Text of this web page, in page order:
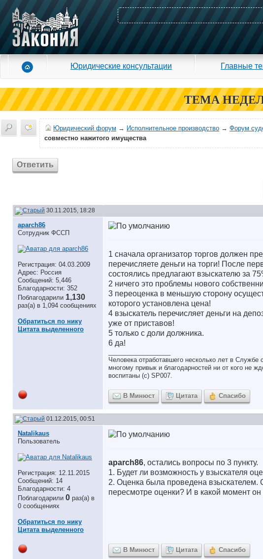
Юридические консультации Главные
ТЕМА
Юридический форум → Исполнительное производство → Форум
совместно нажитого имущества
Ответить
30.11.2015, 18:28
aparch86
Сотрудник ФССП
Регистрация: 04.03.2009
Адрес: Россия
Сообщений: 5,446
Благодарности: 352
Поблагодарили 1,130
раз(а) в 1,094 сообщениях
Обратиться по нику
Цитата выделенного
1 сначала организатор торгов должен
перечисляете деньги на торги! После
состоялись предлагают взыскателю за
2 ничего это проблемы нового
3 переоценка в меньшую сторону
которого установлена цена!
4 взыскатель перечисляет деньги на
уже от приставов!
5 только с доли должника.
6 да!
Человека отработавшего несколько лет в Службе
многому привык и благодарностей ни от кого не
воспитаны (с) SP007.
В Минюст Цитата Спасибо
01.12.2015, 00:51
Natalikaus
Пользователь
Регистрация: 12.11.2015
Сообщений: 14
Благодарности: 4
Поблагодарили 0 раз(а) в
0 сообщениях
Обратиться по нику
Цитата выделенного
aparch86, остались вопросы по 3 пункту.
1. Будет ли возможность у взыскателя
2. Оценка была проведена взыскателем.
пересмотре оценки? И в какой момент он
В Минюст Цитата Спасибо